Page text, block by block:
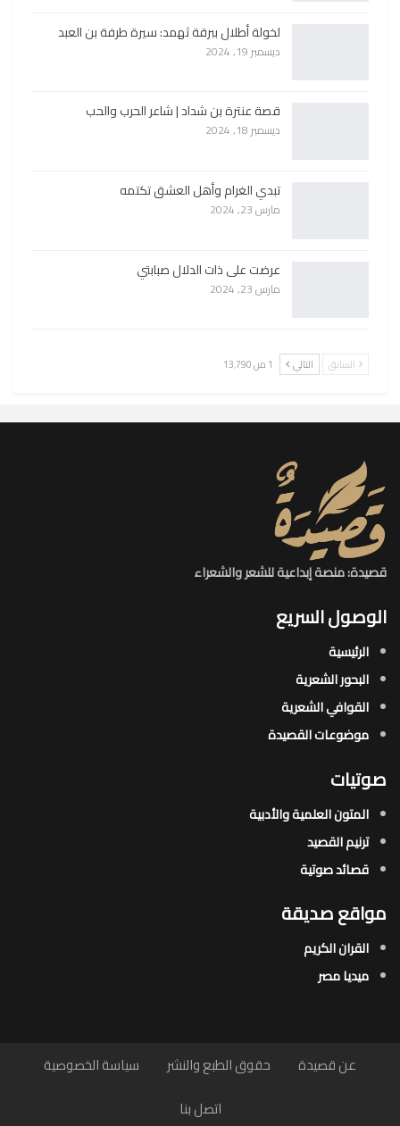
لخولة أطلال ببرقة ثهمد: سيرة طرفة بن العبد
ديسمبر 19, 2024
قصة عنترة بن شداد | شاعر الحرب والحب
ديسمبر 18, 2024
تبدي الغرام وأهل العشق تكتمه
مارس 23, 2024
عرضت على ذات الدلال صبابتي
مارس 23, 2024
السابق التالي 1 من 13٬790
قصيدة: منصة إبداعية للشعر والشعراء
الوصول السريع
الرئيسية
البحور الشعرية​
القوافي الشعرية​
موضوعات القصيدة​
صوتيات
المتون العلمية والأدبية
ترنيم القصيد
قصائد صوتية
مواقع صديقة
القران الكريم
ميديا مصر
عن قصيدة حقوق الطبع والنشر
سياسة الخصوصية
اتصل بنا